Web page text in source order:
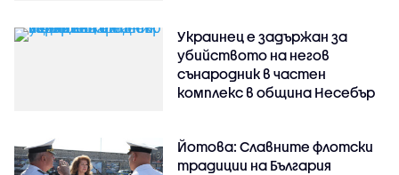
Украинец е задържан за
убийството на негов
сънародник в частен
комплекс в община Несебър
Йотова: Славните флотски
традиции на България